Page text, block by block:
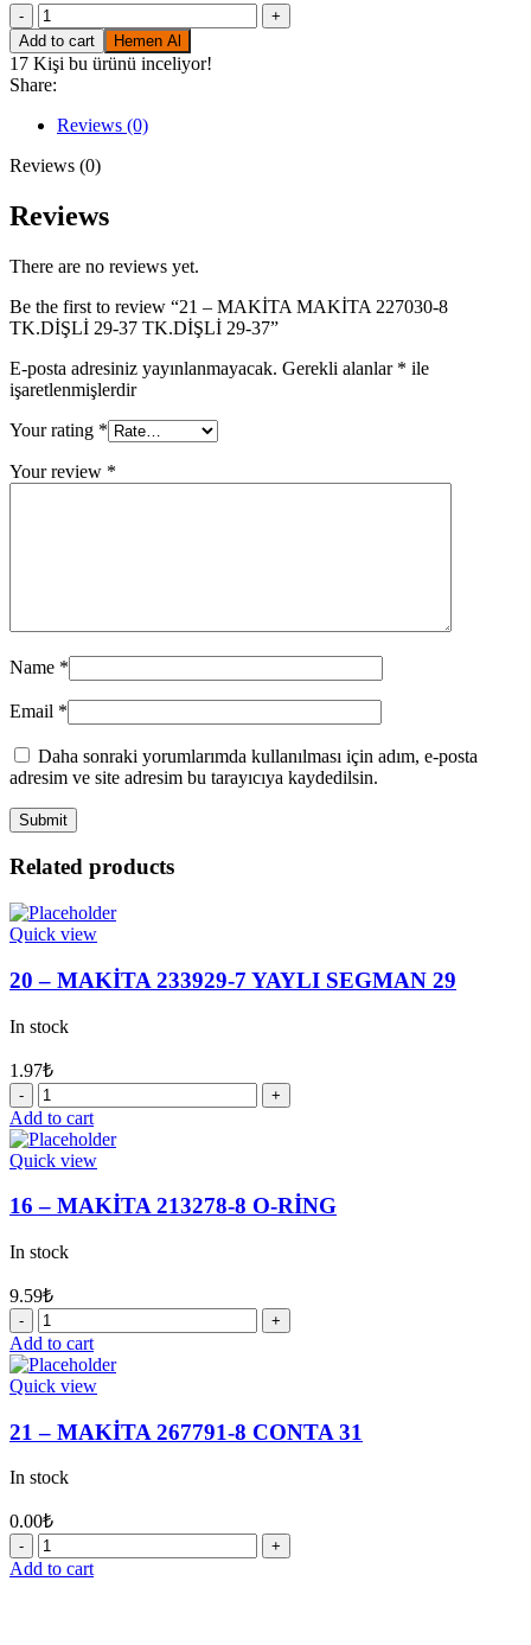
21
-
MAKİTA
MAKİTA
227030-
8
TK.DİŞLİ
29-
TK.DİŞLİ
29-
quantity
Add to cart Hemen Al
17 Kişi bu ürünü inceliyor!
Share:
Reviews (0)
Reviews (0)
Reviews
There are no reviews yet.
Be the first to review “21 – MAKİTA MAKİTA 227030-8
TK.DİŞLİ 29-37 TK.DİŞLİ 29-37”
E-posta adresiniz yayınlanmayacak. Gerekli alanlar * ile
işaretlenmişlerdir
Your rating *
Your review *
Name *
Email *
Daha sonraki yorumlarımda kullanılması için adım, e-posta
adresim ve site adresim bu tarayıcıya kaydedilsin.
Related products
Quick view
20 – MAKİTA 233929-7 YAYLI SEGMAN 29
In stock
1.97₺
20
-
MAKİTA
233929-
YAYLI
SEGMAN
quantity
Add to cart
Quick view
16 – MAKİTA 213278-8 O-RİNG
In stock
9.59₺
16
-
MAKİTA
213278-
RİNG
quantity
Add to cart
Quick view
21 – MAKİTA 267791-8 CONTA 31
In stock
0.00₺
21
-
Add to cart